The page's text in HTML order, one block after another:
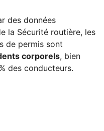
des données
la Sécurité routière, les
de permis sont
corporels, bien
des conducteurs.